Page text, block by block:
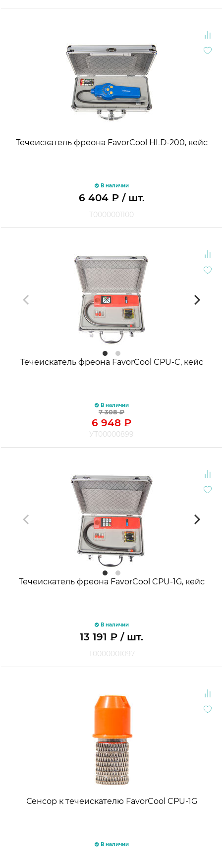
Течеискатель фреона FavorCool HLD-200, кейс
В наличии
6 404 ₽ / шт.
Т0000001100
Течеискатель фреона FavorCool CPU-C, кейс
В наличии
7 308₽
6 948 ₽
УТ00000899
Течеискатель фреона FavorCool CPU-1G, кейс
В наличии
13 191 ₽ / шт.
Т0000001097
Сенсор к течеискателю FavorCool CPU-1G
В наличии